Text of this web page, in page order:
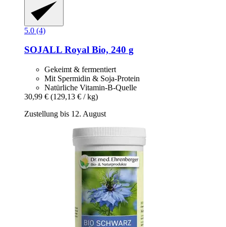
5.0 (4)
SOJALL Royal Bio, 240 g
Gekeimt & fermentiert
Mit Spermidin & Soja-Protein
Natürliche Vitamin-B-Quelle
30,99 € (129,13 € / kg)
Zustellung bis 12. August